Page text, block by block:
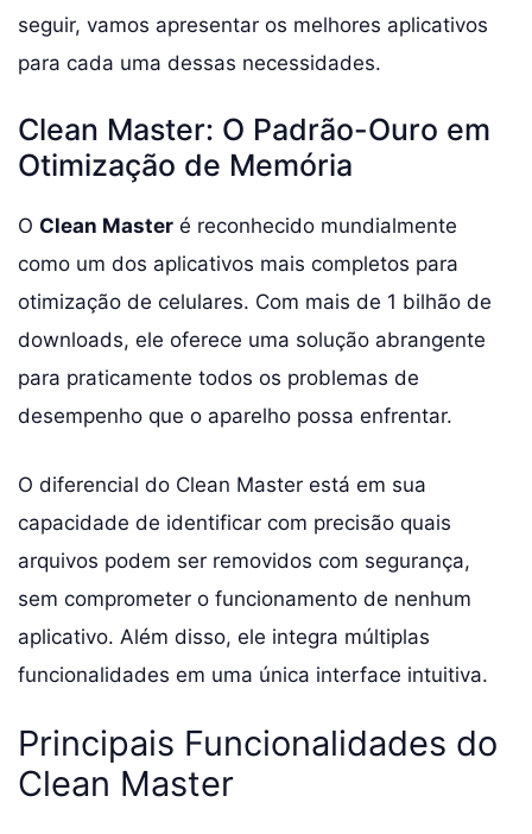
seguir, vamos apresentar os melhores aplicativos
para cada uma dessas necessidades.
Clean Master: O Padrão-Ouro em
Otimização de Memória
O Clean Master é reconhecido mundialmente
como um dos aplicativos mais completos para
otimização de celulares. Com mais de 1 bilhão de
downloads, ele oferece uma solução abrangente
para praticamente todos os problemas de
desempenho que o aparelho possa enfrentar.
O diferencial do Clean Master está em sua
capacidade de identificar com precisão quais
arquivos podem ser removidos com segurança,
sem comprometer o funcionamento de nenhum
aplicativo. Além disso, ele integra múltiplas
funcionalidades em uma única interface intuitiva.
Principais Funcionalidades do
Clean Master